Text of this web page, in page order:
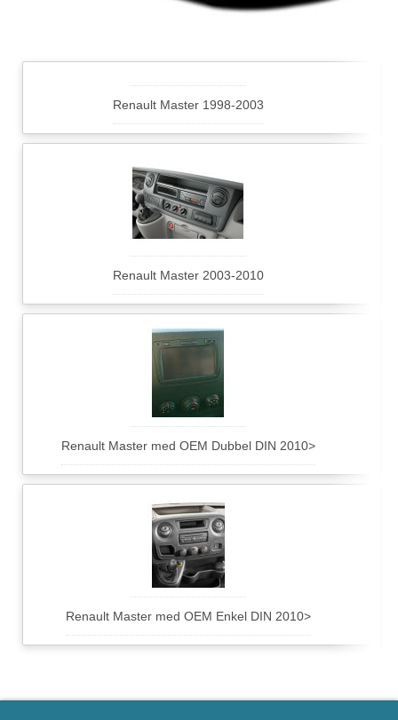
Renault Master 1998-2003
Renault Master 2003-2010
Renault Master med OEM Dubbel DIN 2010>
Renault Master med OEM Enkel DIN 2010>